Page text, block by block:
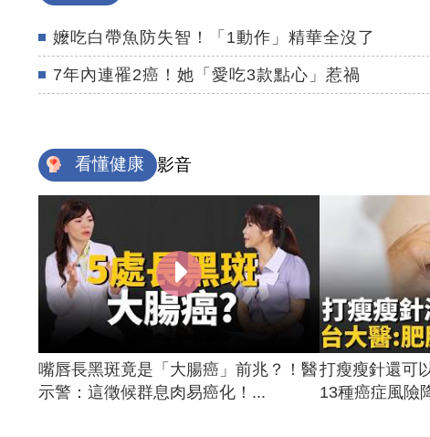
嬤吃白帶魚防失智！「1動作」精華全沒了
7年內連罹2癌！她「愛吃3款點心」惹禍
看懂健康 影音
嘴唇長黑斑竟是「大腸癌」前兆？！醫
示警：這徵候群息肉易癌化！...
打瘦瘦針還可
13種癌症風險